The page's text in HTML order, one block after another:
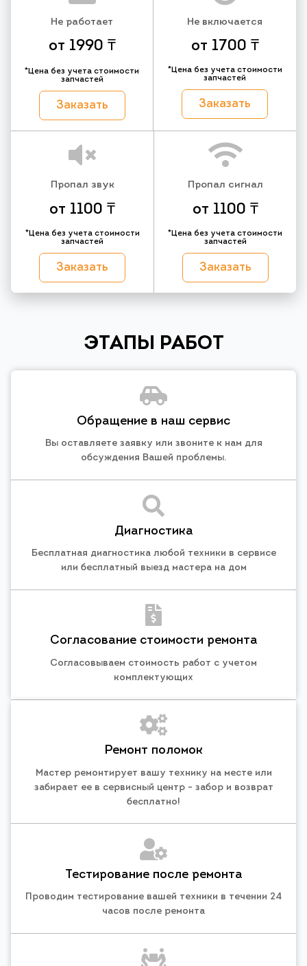
Не работает
от 1990 ₸
*Цена без учета стоимости
запчастей
Заказать
Не включается
от 1700 ₸
*Цена без учета стоимости
запчастей
Заказать
Пропал звук
от 1100 ₸
*Цена без учета стоимости
запчастей
Заказать
Пропал сигнал
от 1100 ₸
*Цена без учета стоимости
запчастей
Заказать
ЭТАПЫ РАБОТ
Обращение в наш сервис
Вы оставляете заявку или звоните к нам для
обсуждения Вашей проблемы.
Диагностика
Бесплатная диагностика любой техники в сервисе
или бесплатный выезд мастера на дом
Согласование стоимости ремонта
Согласовываем стоимость работ с учетом
комплектующих
Ремонт поломок
Мастер ремонтирует вашу технику на месте или
забирает ее в сервисный центр - забор и возврат
бесплатно!
Тестирование после ремонта
Проводим тестирование вашей техники в течении 24
часов после ремонта